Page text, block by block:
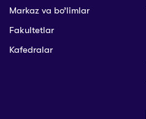
Markaz va bo’limlar
Fakultetlar
Kafedralar